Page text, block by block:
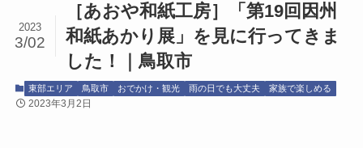
［あおや和紙工房］「第19回因州
和紙あかり展」を見に行ってきま
した！｜鳥取市
2023
3/02
東部エリア 鳥取市 おでかけ・観光 雨の日でも大丈夫 家族で楽しめる
2023年3月2日